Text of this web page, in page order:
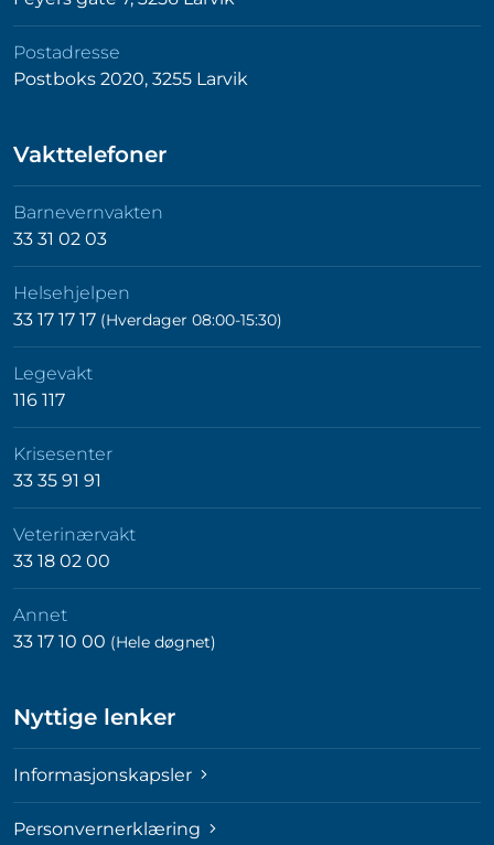
Postadresse
Postboks 2020, 3255 Larvik
Vakttelefoner
Barnevernvakten
33 31 02 03
Helsehjelpen
33 17 17 17 (Hverdager 08:00-15:30)
Legevakt
116 117
Krisesenter
33 35 91 91
Veterinærvakt
33 18 02 00
Annet
33 17 10 00 (Hele døgnet)
Nyttige lenker
Informasjonskapsler
Personvernerklæring